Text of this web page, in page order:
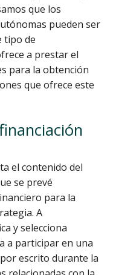
que los
pueden ser
tipo de
a prestar el
para la obtención
que ofrece este
el contenido del
se prevé
para la
A
y selecciona
a participar en una
escrito durante la